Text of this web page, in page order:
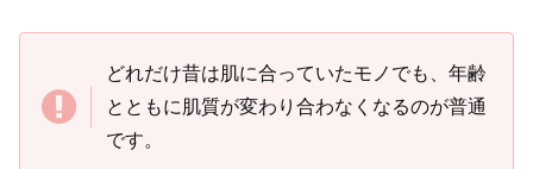
どれだけ昔は肌に合っていたモノでも、年齢
とともに肌質が変わり合わなくなるのが普通
です。